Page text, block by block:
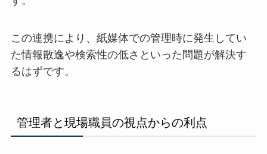
この連携により、紙媒体での管理時に発生してい
た情報散逸や検索性の低さといった問題が解決す
るはずです。
管理者と現場職員の視点からの利点